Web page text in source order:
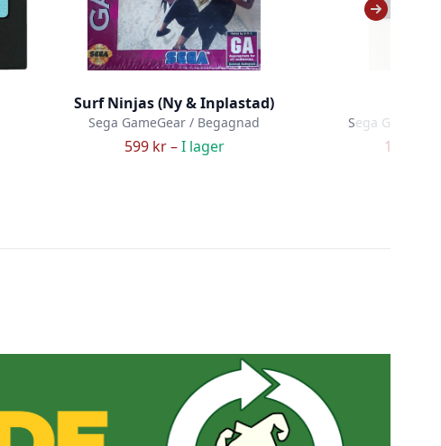
Surf Ninjas (Ny & Inplastad)
Sega GameGear / Begagnad
599 kr –I lager
Sega
169 kr –